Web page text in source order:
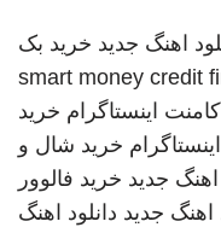
اهنگ جدید خرید بک
smart money credit
اینستاگرام خرید
خرید شال و
اهنگ جدید خرید فالوور
اهنگ جدید دانلود اهنگ